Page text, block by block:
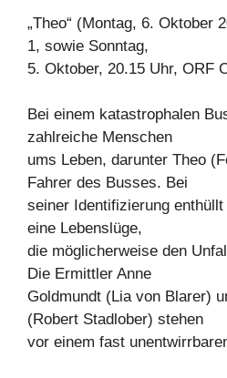
„Theo“ (Montag, 6. Oktober
1, sowie Sonntag,
5. Oktober, 20.15 Uhr, ORF
Bei einem katastrophalen
zahlreiche Menschen
ums Leben, darunter Theo
Fahrer des Busses. Bei
seiner Identifizierung
eine Lebenslüge,
die möglicherweise den
Die Ermittler Anne
Goldmundt (Lia von Blarer)
(Robert Stadlober) stehen
vor einem fast